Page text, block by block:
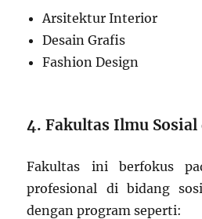
Arsitektur Interior
Desain Grafis
Fashion Design
4. Fakultas Ilmu Sosial
Fakultas ini berfokus
profesional di bidang
dengan program seperti: